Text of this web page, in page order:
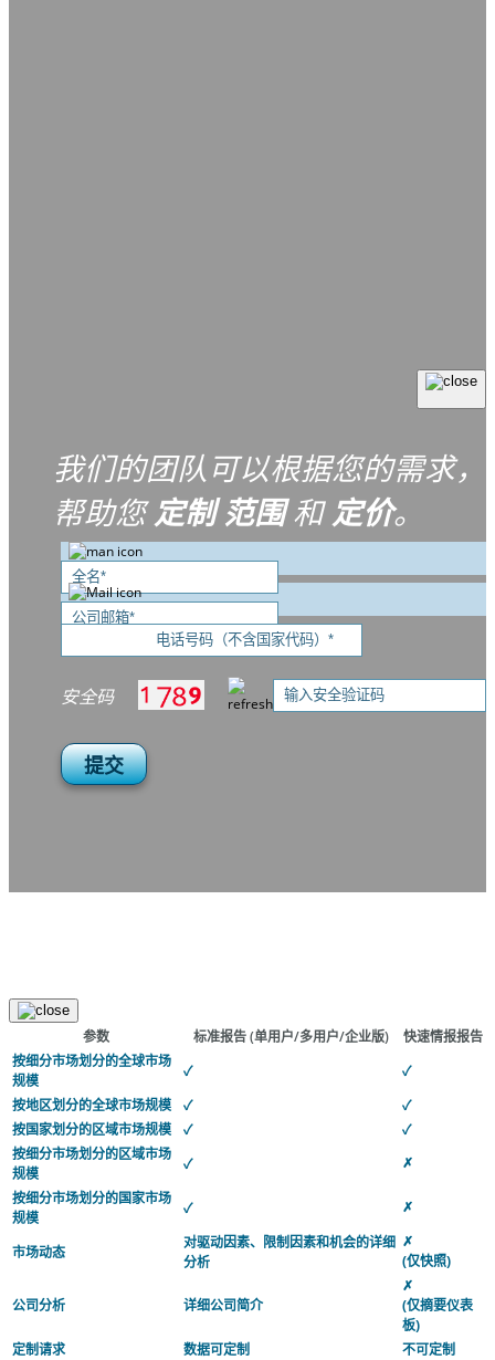
我们的团队可以根据您的需求，
帮助您定制 范围和定价。
安全码
提交
参数 标准报告(单用户/多用户/企业版)
快速情报报告
按细分市场划分的全球市场
规模
✓
✓
按地区划分的全球市场规模
✓
✓
按国家划分的区域市场规模
✓
✓
按细分市场划分的区域市场
规模
✓
✗
按细分市场划分的国家市场
规模
✓ ✗
市场动态
对驱动因素、限制因素和机会的详细
分析
✗
(仅快照)
公司分析 详细公司简介
✗
(仅摘要仪表
板)
定制请求
数据可定制
不可定制